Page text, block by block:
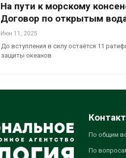
На пути к морскому
Договор по открытым
Июн 11, 2025
До вступления в силу остаётся 11
защиты океанов
По общим
По